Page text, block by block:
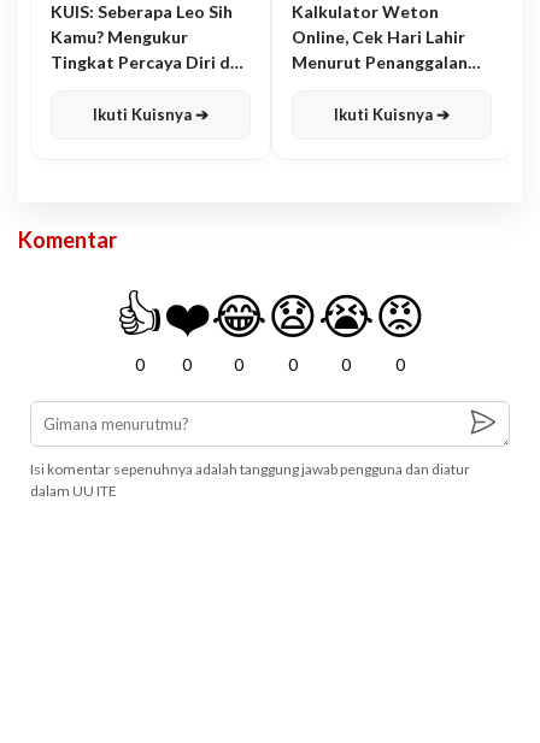
KUIS: Seberapa Leo Sih
Kamu? Mengukur
Tingkat Percaya Diri dan
Ikuti Kuisnya ➔
Kalkulator Weton
Online, Cek Hari Lahir
Menurut Penanggalan
Ikuti Kuisnya ➔
Komentar
👍
0
❤️
0
😂
0
😧
0
😭
0
😡
0
Isi komentar sepenuhnya adalah tanggung jawab pengguna dan diatur
dalam UU ITE